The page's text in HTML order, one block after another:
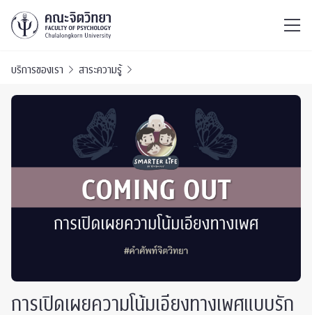
บริการของเรา สาระความรู้
การเปิดเผยความโน้มเอียงทางเพศแบบรัก